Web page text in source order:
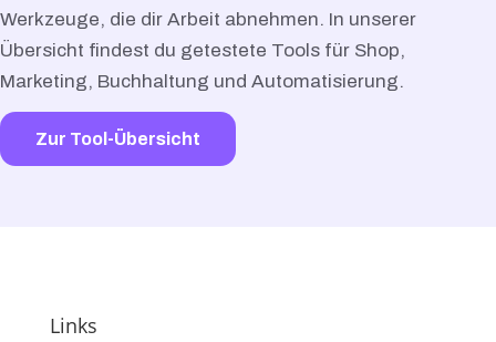
Werkzeuge, die dir Arbeit abnehmen. In unserer
Übersicht findest du getestete Tools für Shop,
Marketing, Buchhaltung und Automatisierung.
Zur Tool-Übersicht
Links